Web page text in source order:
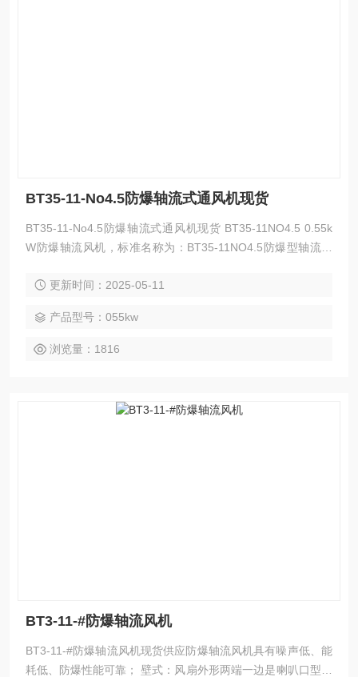
BT35-11-No4.5防爆轴流式通风机现货
BT35-11-No4.5防爆轴流式通风机现货 BT35-11NO4.5 0.55k
W防爆轴流风机，标准名称为：BT35-11NO4.5防爆型轴流风
机采用防爆定量，铝风叶，因此具有良好的防爆性能，能够适
更新时间：2025-05-11
产品型号：055kw
浏览量：1816
BT3-11-#防爆轴流风机
BT3-11-#防爆轴流风机现货供应防爆轴流风机具有噪声低、能
耗低、防爆性能可靠； 壁式：风扇外形两端一边是喇叭口型，